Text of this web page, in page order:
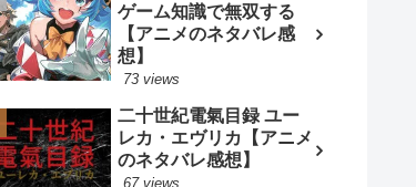
ゲーム知識で無双する
【アニメのネタバレ感
想】
73 views
二十世紀電氣目録 ユー
レカ・エヴリカ【アニメ
のネタバレ感想】
67 views